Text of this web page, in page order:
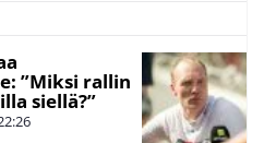
”Miksi rallin
siellä?”